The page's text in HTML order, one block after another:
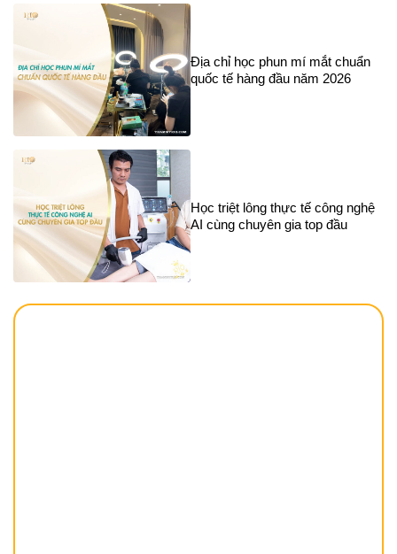
Địa chỉ học phun mí mắt chuẩn
quốc tế hàng đầu năm 2026
Học triệt lông thực tế công nghệ
AI cùng chuyên gia top đầu